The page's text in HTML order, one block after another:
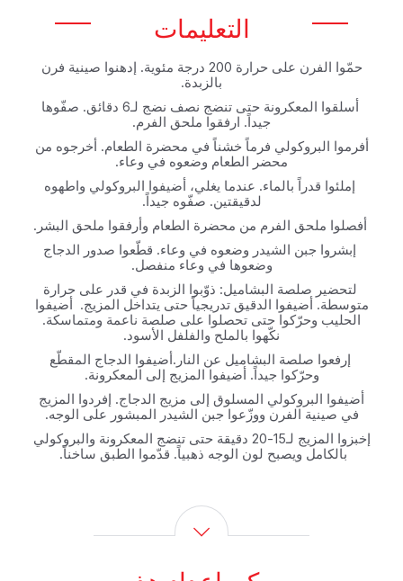
التعليمات
حمّوا الفرن على حرارة 200 درجة مئوية. إدهنوا صينية فرن
بالزبدة.‏
‏ أسلقوا المعكرونة حتى تنضج نصف نضج لـ6 دقائق. صفّوها
جيداً.‏ ارفقوا ملحق الفرم.
أفرموا البروكولي فرماً خشناً في محضرة الطعام. أخرجوه من
محضر الطعام وضعوه في وعاء.‏
‏ إملئوا قدراً بالماء. عندما يغلي، أضيفوا البروكولي واطهوه
لدقيقتين. صفّوه جيداً.‏
‏ أفصلوا ملحق الفرم من محضرة الطعام وأرفقوا ملحق البشر.‏
‏ إبشروا جبن الشيدر وضعوه في وعاء. قطّعوا صدور الدجاج
وضعوها في وعاء منفصل.‏
‏ لتحضير صلصة البشاميل: ذوّبوا الزبدة في قدر على حرارة
متوسطة. أضيفوا الدقيق تدريجياً حتى يتداخل المزيج. ‏ أضيفوا
الحليب وحرّكوا حتى تحصلوا على صلصة ناعمة ومتماسكة.
نكّهوا بالملح والفلفل الأسود.‏
‏ إرفعوا صلصة البشاميل عن النار.أضيفوا الدجاج المقطّع
وحرّكوا جيداً. أضيفوا المزيج إلى المعكرونة.‏
أضيفوا البروكولي المسلوق إلى مزيج الدجاج. إفردوا المزيج
في صينية الفرن ووزّعوا جبن الشيدر المبشور على الوجه.‏
إخبزوا المزيج لـ15-20 دقيقة حتى تنضج المعكرونة والبروكولي
بالكامل ويصبح لون الوجه ذهبياً. قدّموا الطبق ساخناً.‏‎ ‎